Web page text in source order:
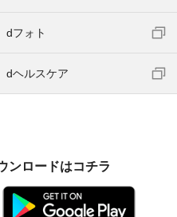
dフォト
dヘルスケア
ンロードはコチラ